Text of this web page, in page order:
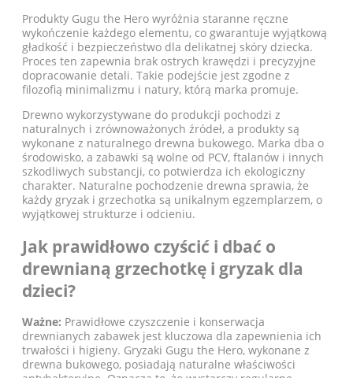
Produkty Gugu the Hero wyróżnia staranne ręczne
wykończenie każdego elementu, co gwarantuje wyjątkową
gładkość i bezpieczeństwo dla delikatnej skóry dziecka.
Proces ten zapewnia brak ostrych krawędzi i precyzyjne
dopracowanie detali. Takie podejście jest zgodne z
filozofią minimalizmu i natury, którą marka promuje.
Drewno wykorzystywane do produkcji pochodzi z
naturalnych i zrównoważonych źródeł, a produkty są
wykonane z naturalnego drewna bukowego. Marka dba o
środowisko, a zabawki są wolne od PCV, ftalanów i innych
szkodliwych substancji, co potwierdza ich ekologiczny
charakter. Naturalne pochodzenie drewna sprawia, że
każdy gryzak i grzechotka są unikalnym egzemplarzem, o
wyjątkowej strukturze i odcieniu.
Jak prawidłowo czyścić i dbać o
drewnianą grzechotkę i gryzak dla
dzieci?
Ważne: Prawidłowe czyszczenie i konserwacja
drewnianych zabawek jest kluczowa dla zapewnienia ich
trwałości i higieny. Gryzaki Gugu the Hero, wykonane z
drewna bukowego, posiadają naturalne właściwości